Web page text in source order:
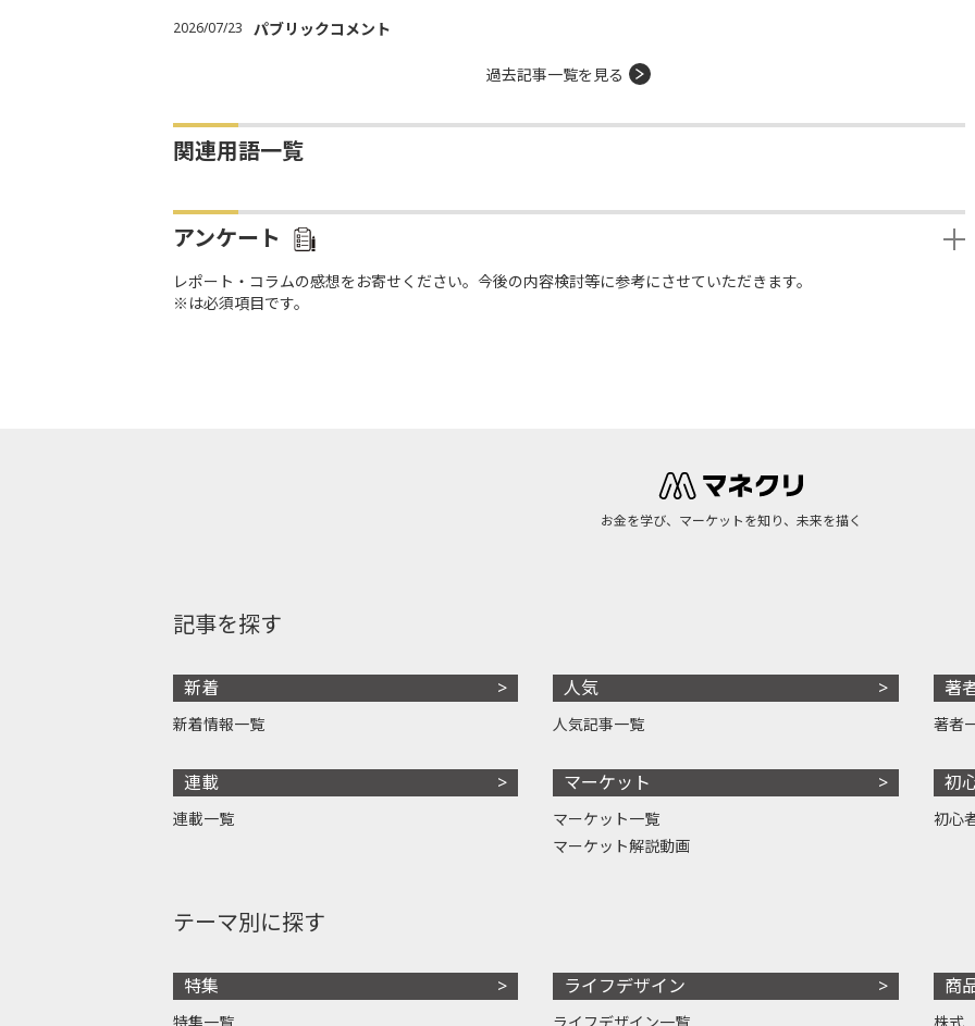
2026/07/23 パブリックコメント
過去記事一覧を見る
関連用語一覧
アンケート
レポート・コラムの感想をお寄せください。今後の内容検討等に参考にさせていただきます。
※は必須項目です。
お金を学び、マーケットを知り、未来を描く
記事を探す
新着
新着情報一覧
連載
連載一覧
人気
人気記事一覧
マーケット
マーケット一覧
マーケット解説動画
著
著者
初
初心
テーマ別に探す
特集 ライフデザイン 商